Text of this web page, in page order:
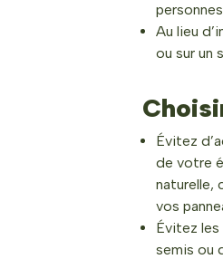
Au lieu
ou sur un
Évitez
de votre
naturelle,
vos
Évitez les
semis ou